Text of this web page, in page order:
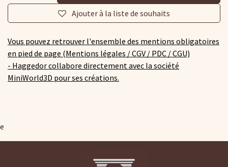
Ajouter à la liste de souhaits
Vous pouvez retrouver l'ensemble des mentions obligatoires
en pied de page (Mentions légales / CGV / PDC / CGU)
- Haggedor collabore directement avec la société
MiniWorld3D pour ses créations.
e